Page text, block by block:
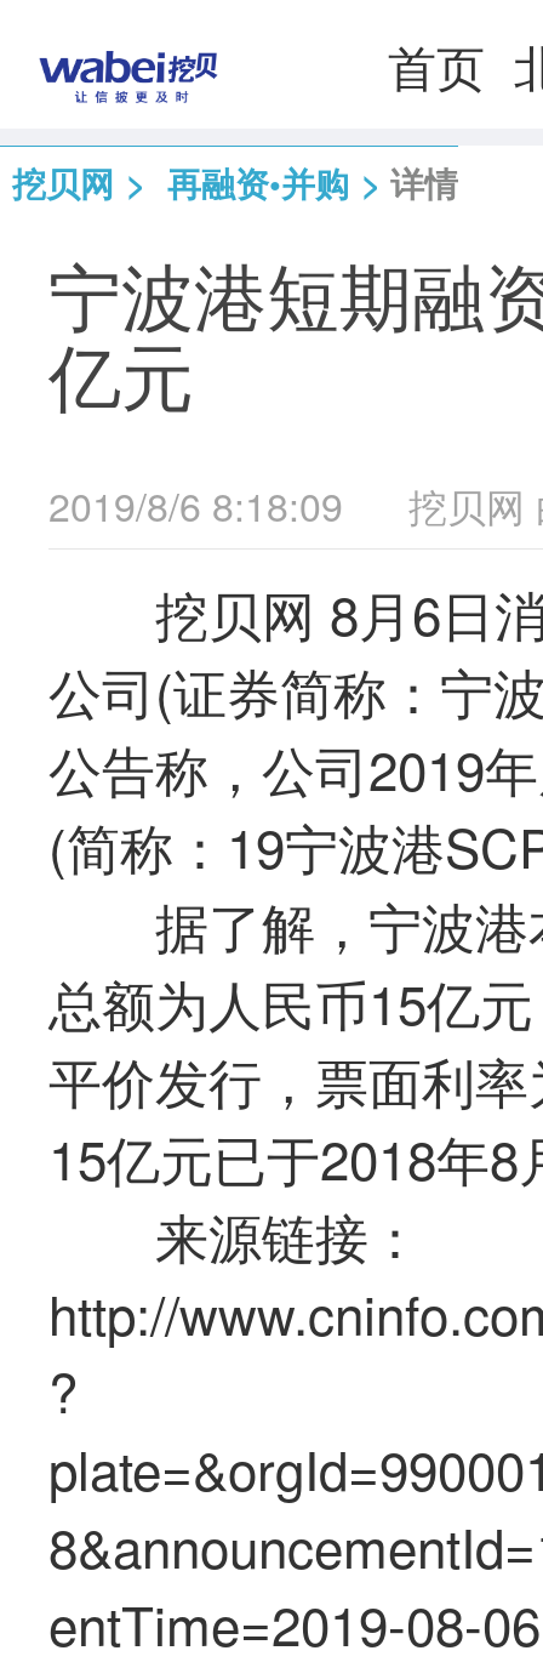
首页
挖贝网 > 再融资•并购 > 详情
宁波港短期融
亿元
2019/8/6 8:18:09 挖贝网
挖贝网 8月6日
公司(证券简称：宁
公告称，公司2019
(简称：19宁波港
据了解，宁波
总额为人民币15亿
平价发行，票面利
15亿元已于2018年
来源链接：
http://
?
entTime=2019-08-06